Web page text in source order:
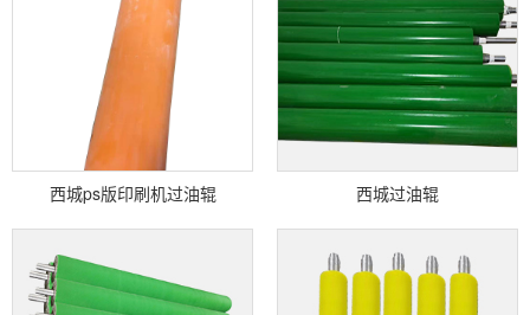
西城ps版印刷机过油辊 西城过油辊